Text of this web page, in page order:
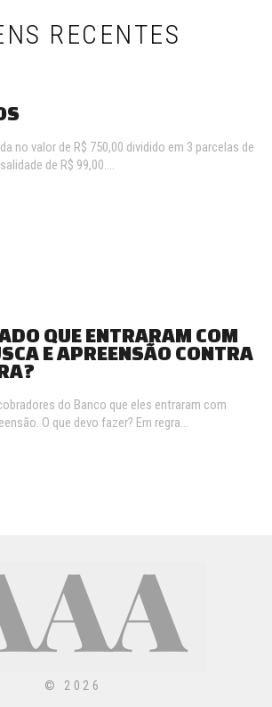
RECENTES
no valor de R$ 750,00 dividido em 3 parcelas de
de R$ 99,00.…
QUE ENTRARAM COM
E APREENSÃO CONTRA
do Banco que eles entraram com
O que devo fazer? Em regra…
© 2026